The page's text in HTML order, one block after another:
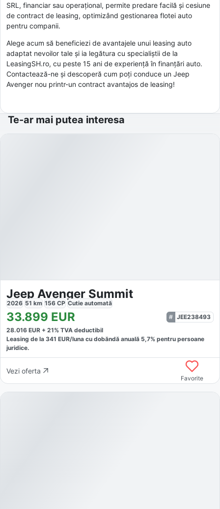
SRL, financiar sau operațional, permite predare facilă și cesiune
de contract de leasing, optimizând gestionarea flotei auto
pentru companii.
Alege acum să beneficiezi de avantajele unui leasing auto
adaptat nevoilor tale și ia legătura cu specialiștii de la
LeasingSH.ro, cu peste 15 ani de experiență în finanțări auto.
Contactează-ne și descoperă cum poți conduce un Jeep
Avenger nou printr-un contract avantajos de leasing!
Te-ar mai putea interesa
Jeep Avenger Summit
2026 51 km 156 CP Cutie automată
33.899 EUR
JEE238493
28.016 EUR + 21% TVA deductibil
Leasing de la 341 EUR/luna cu dobăndă anuală 5,7% pentru persoane
juridice.
Vezi oferta
Favorite